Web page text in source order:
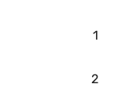
1
2